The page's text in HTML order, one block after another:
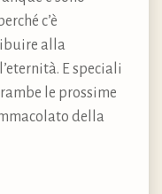
c’è
alla
E speciali
le prossime
della